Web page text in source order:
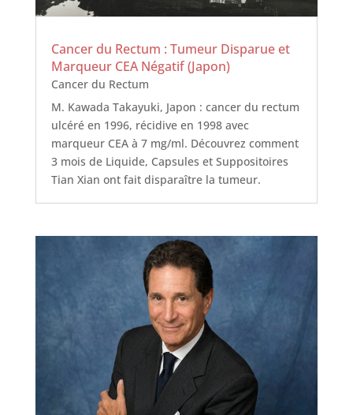
Cancer du Rectum : Tumeur Disparue et
Marqueur CEA Négatif (Japon)
Cancer du Rectum
M. Kawada Takayuki, Japon : cancer du rectum
ulcéré en 1996, récidive en 1998 avec
marqueur CEA à 7 mg/ml. Découvrez comment
3 mois de Liquide, Capsules et Suppositoires
Tian Xian ont fait disparaître la tumeur.